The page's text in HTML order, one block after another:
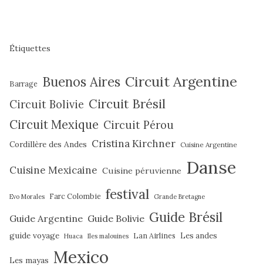
Étiquettes
Barrage Buenos Aires Circuit Argentine
Circuit Bolivie Circuit Brésil
Circuit Mexique Circuit Pérou
Cordillère des Andes Cristina Kirchner Cuisine Argentine
Cuisine Mexicaine Cuisine péruvienne Danse
Evo Morales Farc Colombie festival Grande Bretagne
Guide Argentine Guide Bolivie Guide Brésil
guide voyage Huaca Iles malouines Lan Airlines Les andes
Les mayas Mexico